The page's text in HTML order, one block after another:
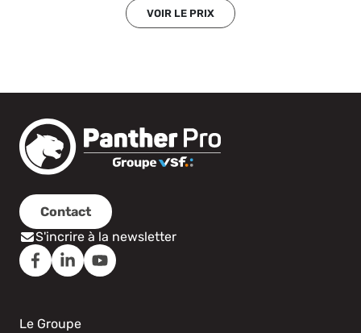
VOIR LE PRIX
Contact
S'incrire à la newsletter
Le Groupe